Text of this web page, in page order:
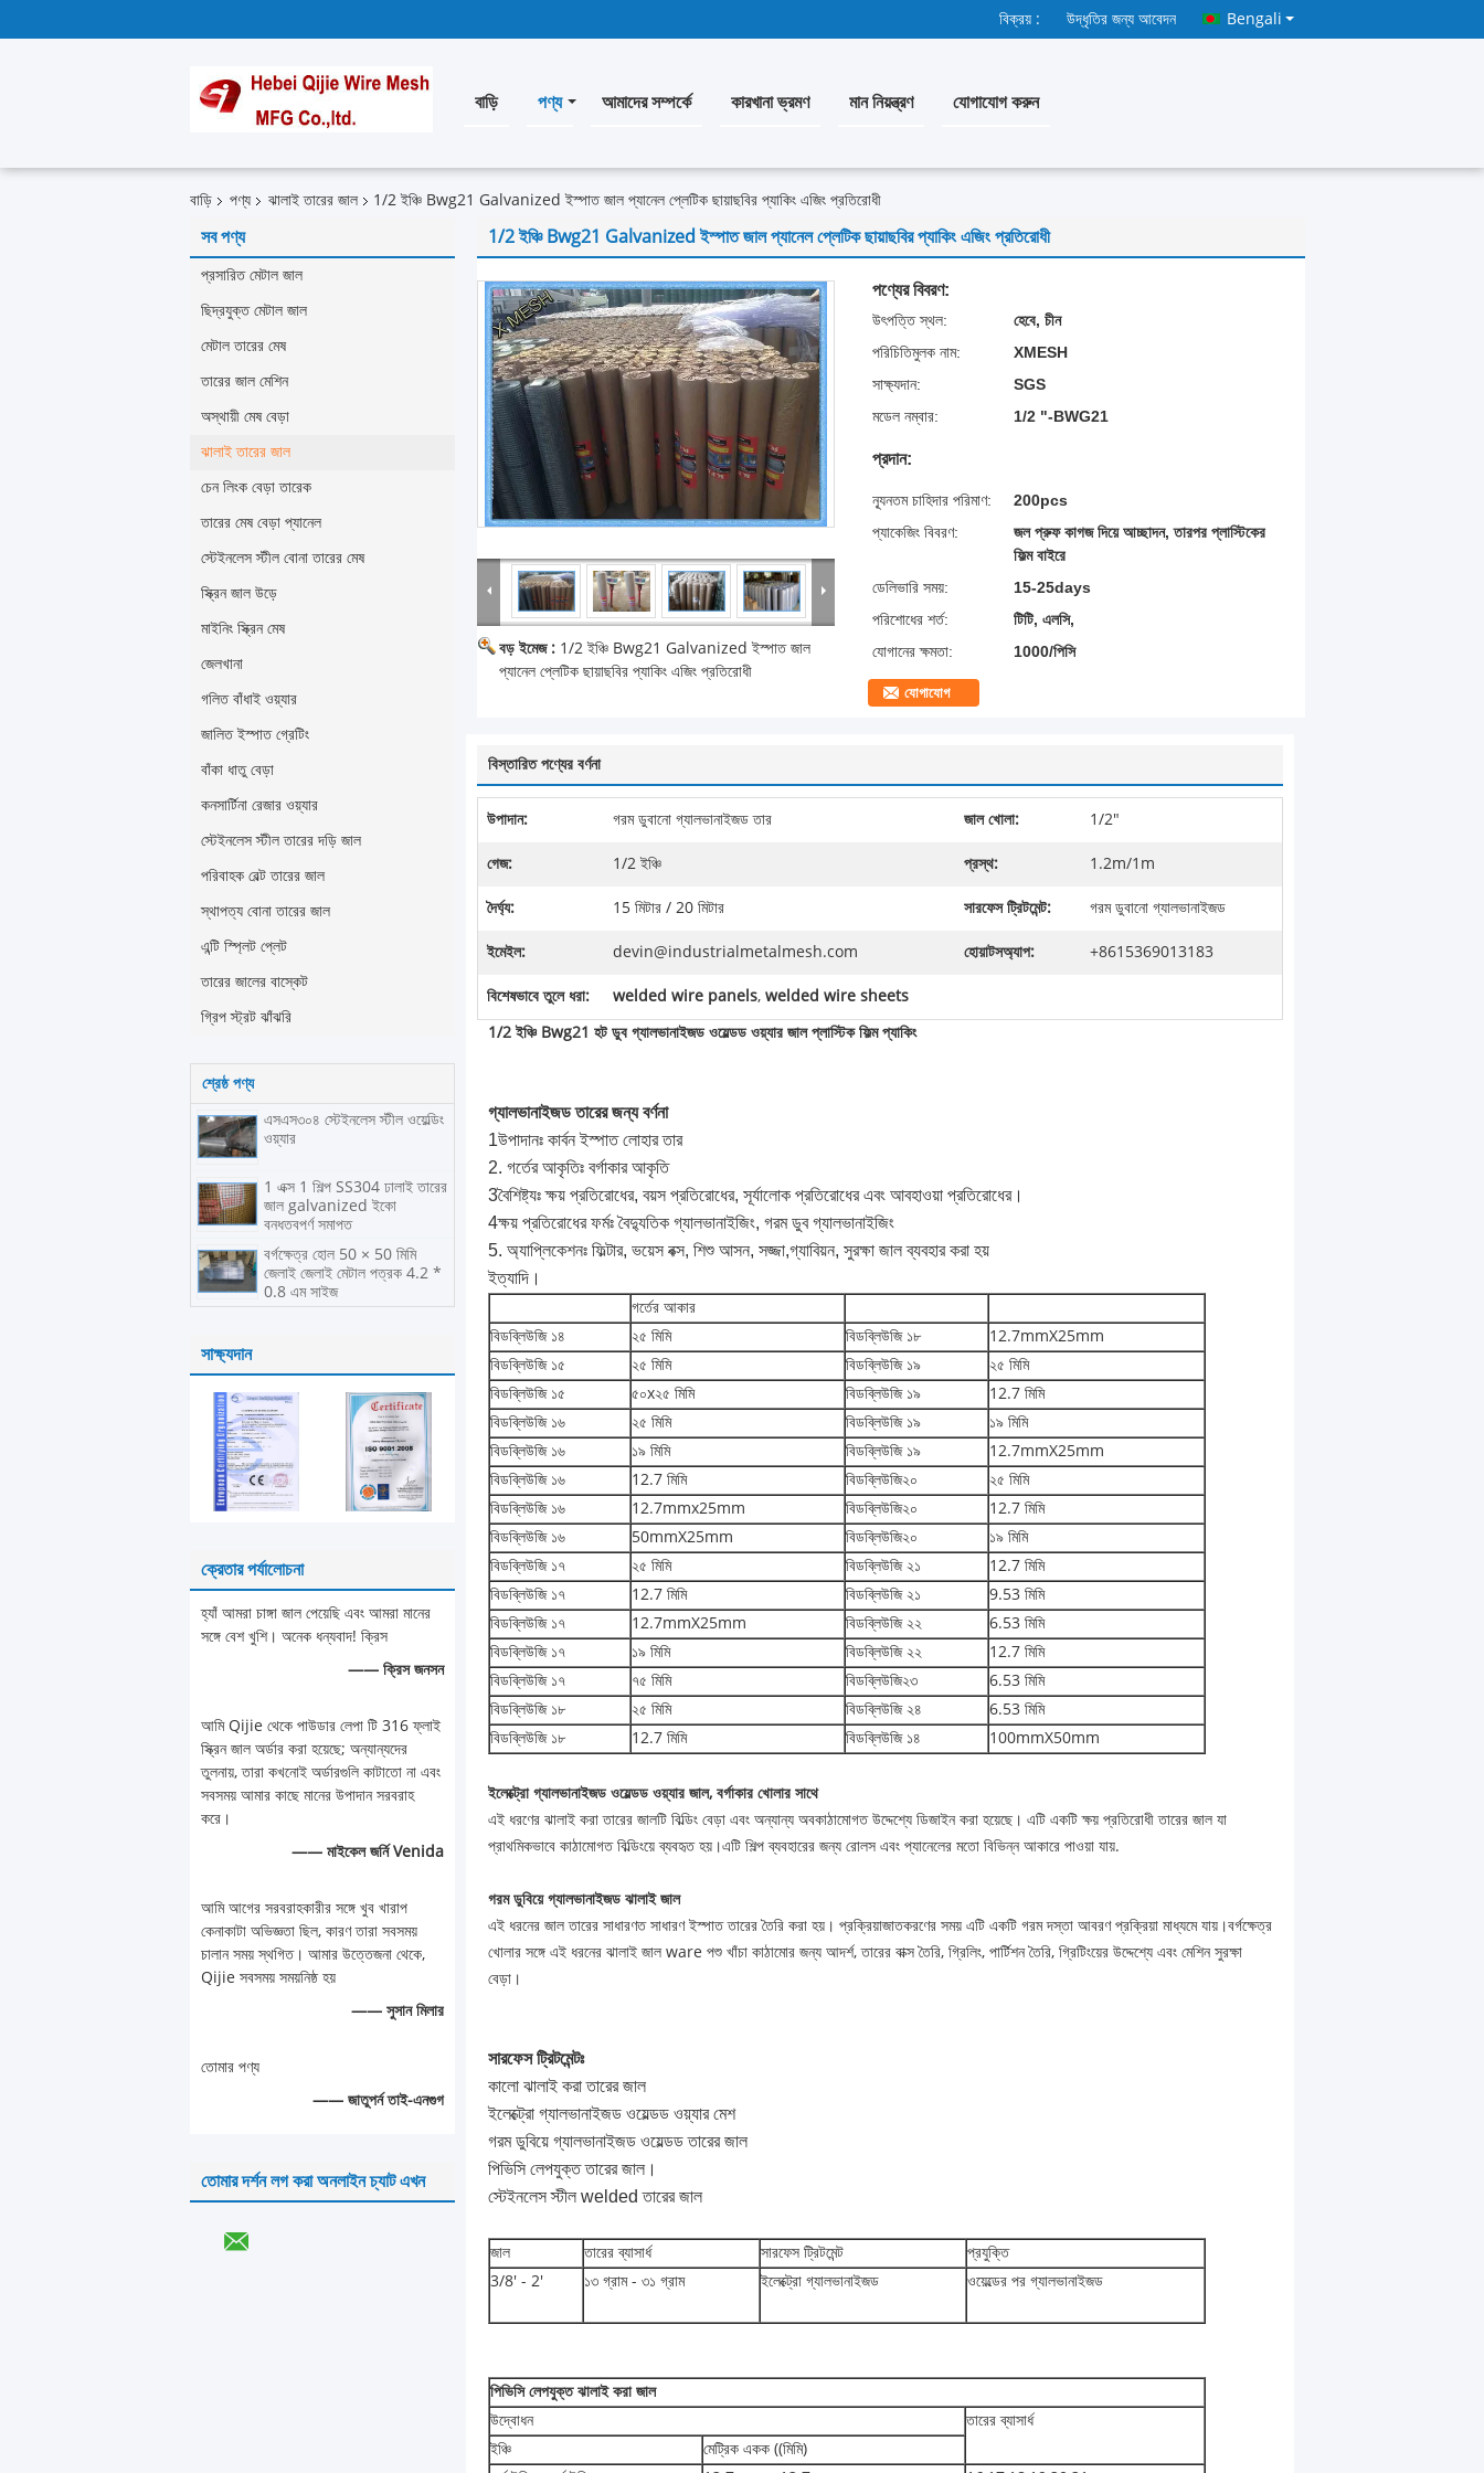
বিক্রয় : উদ্ধৃতির জন্য আবেদন Bengali
বাড়ি পণ্য আমাদের সম্পর্কে কারখানা ভ্রমণ মান নিয়ন্ত্রণ যোগাযোগ করুন
বাড়ি পণ্য ঝালাই তারের জাল 1/2 ইঞ্চি Bwg21 Galvanized ইস্পাত জাল প্যানেল প্লেটিক ছায়াছবির প্যাকিং এজিং প্রতিরোধী
সব পণ্য
প্রসারিত মেটাল জাল
ছিদ্রযুক্ত মেটাল জাল
মেটাল তারের মেষ
তারের জাল মেশিন
অস্থায়ী মেষ বেড়া
ঝালাই তারের জাল
চেন লিংক বেড়া তারেক
তারের মেষ বেড়া প্যানেল
স্টেইনলেস স্টীল বোনা তারের মেষ
স্ক্রিন জাল উড়ে
মাইনিং স্ক্রিন মেষ
জেলখানা
গলিত বাঁধাই ওয়্যার
জালিত ইস্পাত গ্রেটিং
বাঁকা ধাতু বেড়া
কনসার্টিনা রেজার ওয়্যার
স্টেইনলেস স্টীল তারের দড়ি জাল
পরিবাহক বেল্ট তারের জাল
স্থাপত্য বোনা তারের জাল
এন্টি স্প্লিট প্লেট
তারের জালের বাস্কেট
গ্রিপ স্ট্রট ঝাঁঝরি
শ্রেষ্ঠ পণ্য
এসএস৩০৪ স্টেইনলেস স্টীল ওয়েল্ডিং
ওয়্যার
1 এক্স 1 শিল্প SS304 ঢালাই তারের
জাল galvanized ইকো
বন্ধুত্বপূর্ণ সমাপ্ত
বর্গক্ষেত্র হোল 50 × 50 মিমি
জেলাই জেলাই মেটাল পত্রক 4.2 *
0.8 এম সাইজ
সাক্ষ্যদান
ক্রেতার পর্যালোচনা
হ্যাঁ আমরা চাঙ্গা জাল পেয়েছি এবং আমরা মানের
সঙ্গে বেশ খুশি। অনেক ধন্যবাদ! ক্রিস
—— ক্রিস জনসন
আমি Qijie থেকে পাউডার লেপা টি 316 ফ্লাই
স্ক্রিন জাল অর্ডার করা হয়েছে; অন্যান্যদের
তুলনায়, তারা কখনোই অর্ডারগুলি কাটাতো না এবং
সবসময় আমার কাছে মানের উপাদান সরবরাহ
করে।
—— মাইকেল জর্নি Venida
আমি আগের সরবরাহকারীর সঙ্গে খুব খারাপ
কেনাকাটা অভিজ্ঞতা ছিল, কারণ তারা সবসময়
চালান সময় স্থগিত। আমার উত্তেজনা থেকে,
Qijie সবসময় সময়নিষ্ঠ হয়
—— সুসান মিলার
তোমার পণ্য
—— জাতুপর্ন তাই-এনগুগ
তোমার দর্শন লগ করা অনলাইন চ্যাট এখন
1/2 ইঞ্চি Bwg21 Galvanized ইস্পাত জাল প্যানেল প্লেটিক ছায়াছবির প্যাকিং এজিং প্রতিরোধী
বড় ইমেজ : 1/2 ইঞ্চি Bwg21 Galvanized ইস্পাত জাল
প্যানেল প্লেটিক ছায়াছবির প্যাকিং এজিং প্রতিরোধী
পণ্যের বিবরণ:
উৎপত্তি স্থল:
হেবে, চীন
পরিচিতিমুলক নাম:
XMESH
সাক্ষ্যদান:
SGS
মডেল নম্বার:
1/2 "-BWG21
প্রদান:
ন্যূনতম চাহিদার পরিমাণ:
200pcs
প্যাকেজিং বিবরণ:
জল প্রুফ কাগজ দিয়ে আচ্ছাদন, তারপর প্লাস্টিকের
ফিল্ম বাইরে
ডেলিভারি সময়:
15-25days
পরিশোধের শর্ত:
টিটি, এলসি,
যোগানের ক্ষমতা:
1000/পিসি
যোগাযোগ
বিস্তারিত পণ্যের বর্ণনা
উপাদান: গরম ডুবানো গ্যালভানাইজড তার জাল খোলা: 1/2"
গেজ: 1/2 ইঞ্চি প্রস্থ: 1.2m/1m
দৈর্ঘ্য: 15 মিটার / 20 মিটার সারফেস ট্রিটমেন্ট: গরম ডুবানো গ্যালভানাইজড
ইমেইল: devin@industrialmetalmesh.com হোয়াটসঅ্যাপ: +8615369013183
বিশেষভাবে তুলে ধরা: welded wire panels, welded wire sheets
1/2 ইঞ্চি Bwg21 হট ডুব গ্যালভানাইজড ওয়েল্ডড ওয়্যার জাল প্লাস্টিক ফিল্ম প্যাকিং
গ্যালভানাইজড তারের জন্য বর্ণনা
1উপাদানঃ কার্বন ইস্পাত লোহার তার
2. গর্তের আকৃতিঃ বর্গাকার আকৃতি
3বৈশিষ্ট্যঃ ক্ষয় প্রতিরোধের, বয়স প্রতিরোধের, সূর্যালোক প্রতিরোধের এবং আবহাওয়া প্রতিরোধের।
4ক্ষয় প্রতিরোধের ফর্মঃ বৈদ্যুতিক গ্যালভানাইজিং, গরম ডুব গ্যালভানাইজিং
5. অ্যাপ্লিকেশনঃ ফিল্টার, ভয়েস বক্স, শিশু আসন, সজ্জা,গ্যাবিয়ন, সুরক্ষা জাল ব্যবহার করা হয়
ইত্যাদি।
গর্তের আকার
বিডব্লিউজি ১৪
২৫ মিমি বিডব্লিউজি ১৮
12.7mmX25mm
বিডব্লিউজি ১৫
২৫ মিমি বিডব্লিউজি ১৯
২৫ মিমি
বিডব্লিউজি ১৫
৫০x২৫ মিমি বিডব্লিউজি ১৯
12.7 মিমি
বিডব্লিউজি ১৬
২৫ মিমি বিডব্লিউজি ১৯
১৯ মিমি
বিডব্লিউজি ১৬
১৯ মিমি বিডব্লিউজি ১৯
12.7mmX25mm
বিডব্লিউজি ১৬
12.7 মিমি বিডব্লিউজি২০
২৫ মিমি
বিডব্লিউজি ১৬
12.7mmx25mm বিডব্লিউজি২০
12.7 মিমি
বিডব্লিউজি ১৬
50mmX25mm বিডব্লিউজি২০
১৯ মিমি
বিডব্লিউজি ১৭
২৫ মিমি বিডব্লিউজি ২১
12.7 মিমি
বিডব্লিউজি ১৭
12.7 মিমি বিডব্লিউজি ২১
9.53 মিমি
বিডব্লিউজি ১৭
12.7mmX25mm বিডব্লিউজি ২২
6.53 মিমি
বিডব্লিউজি ১৭
১৯ মিমি বিডব্লিউজি ২২
12.7 মিমি
বিডব্লিউজি ১৭
৭৫ মিমি বিডব্লিউজি২৩
6.53 মিমি
বিডব্লিউজি ১৮
২৫ মিমি বিডব্লিউজি ২৪
6.53 মিমি
বিডব্লিউজি ১৮
12.7 মিমি বিডব্লিউজি ১৪ 100mmX50mm
ইলেক্ট্রো গ্যালভানাইজড ওয়েল্ডড ওয়্যার জাল, বর্গাকার খোলার সাথে
এই ধরণের ঝালাই করা তারের জালটি বিল্ডিং বেড়া এবং অন্যান্য অবকাঠামোগত উদ্দেশ্যে ডিজাইন করা হয়েছে। এটি একটি ক্ষয় প্রতিরোধী তারের জাল যা
প্রাথমিকভাবে কাঠামোগত বিল্ডিংয়ে ব্যবহৃত হয়।এটি শিল্প ব্যবহারের জন্য রোলস এবং প্যানেলের মতো বিভিন্ন আকারে পাওয়া যায়.
গরম ডুবিয়ে গ্যালভানাইজড ঝালাই জাল
এই ধরনের জাল তারের সাধারণত সাধারণ ইস্পাত তারের তৈরি করা হয়। প্রক্রিয়াজাতকরণের সময় এটি একটি গরম দস্তা আবরণ প্রক্রিয়া মাধ্যমে যায়।বর্গক্ষেত্র
খোলার সঙ্গে এই ধরনের ঝালাই জাল ware পশু খাঁচা কাঠামোর জন্য আদর্শ, তারের বাক্স তৈরি, গ্রিলিং, পার্টিশন তৈরি, গ্রিটিংয়ের উদ্দেশ্যে এবং মেশিন সুরক্ষা
বেড়া।
সারফেস ট্রিটমেন্টঃ
কালো ঝালাই করা তারের জাল
ইলেক্ট্রো গ্যালভানাইজড ওয়েল্ডড ওয়্যার মেশ
গরম ডুবিয়ে গ্যালভানাইজড ওয়েল্ডড তারের জাল
পিভিসি লেপযুক্ত তারের জাল।
স্টেইনলেস স্টীল welded তারের জাল
জাল তারের ব্যাসার্ধ সারফেস ট্রিটমেন্ট
প্রযুক্তি
3/8' - 2'
১৩ গ্রাম - ৩১ গ্রাম ইলেক্ট্রো গ্যালভানাইজড ওয়েল্ডের পর গ্যালভানাইজড
পিভিসি লেপযুক্ত ঝালাই করা জাল
উদ্বোধন
তারের ব্যাসার্ধ
ইঞ্চি
মেট্রিক একক ((মিমি)